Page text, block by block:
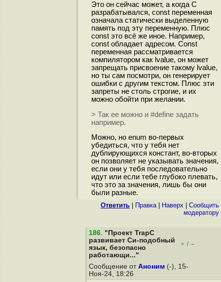
Это он сейчас может, а когда C
разрабатывался, const переменная
означала статически выделенную
память под эту переменную. Плюс
const это всё же иное. Например,
const обладает адресом. Const
переменная рассматривается
компилятором как lvalue, он может
запрещать присвоение такому lvalue,
но ты сам посмотри, он генерирует
ошибки с другим текстом. Плюс эти
запреты не столь строгие, и их
можно обойти при желании.
> Так ее можно и #define задать
например.
Можно, но enum во-первых
убедиться, что у тебя нет
дублирующихся констант, во-вторых
он позволяет не указывать значения,
если они у тебя последовательно
идут или если тебе глубоко плевать,
что это за значения, лишь бы они
были разные.
Ответить Правка| Наверх
Cообщить
модератору
186. "Проект TrapC
развивает Си-подобный
язык, безопасно
работающи..."
+ / –
Сообщение от Аноним (-), 15-
Ноя-24, 18:26